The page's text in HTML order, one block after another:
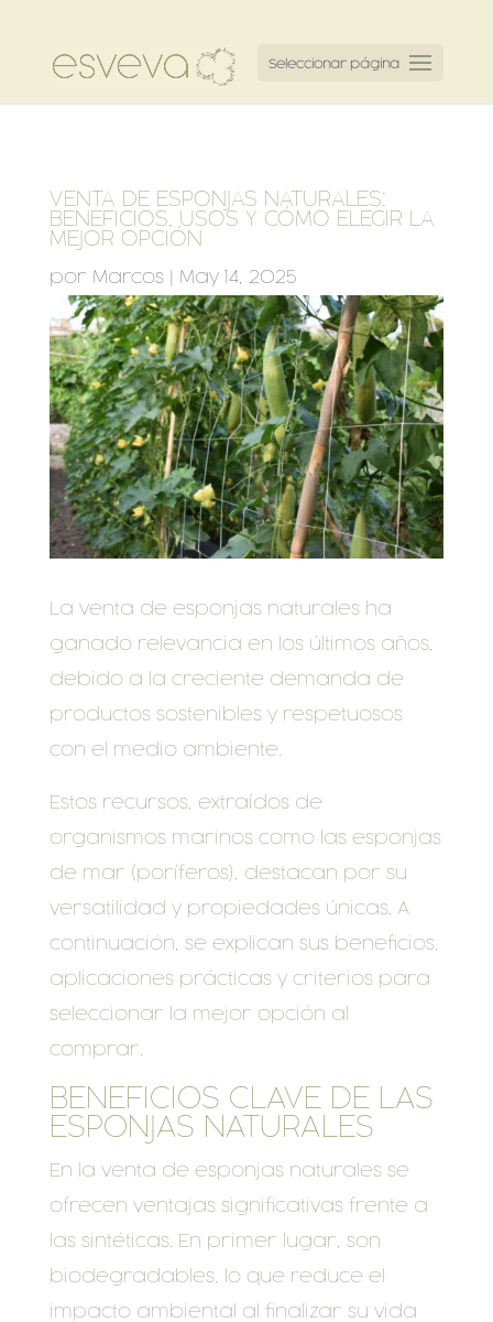
Seleccionar página
VENTA DE ESPONJAS NATURALES:
BENEFICIOS, USOS Y CÓMO ELEGIR LA
MEJOR OPCIÓN
por Marcos| May 14, 2025
La venta de esponjas naturales ha
ganado relevancia en los últimos años,
debido a la creciente demanda de
productos sostenibles y respetuosos
con el medio ambiente.
Estos recursos, extraídos de
organismos marinos como las esponjas
de mar (poríferos), destacan por su
versatilidad y propiedades únicas. A
continuación, se explican sus beneficios,
aplicaciones prácticas y criterios para
seleccionar la mejor opción al
comprar.
BENEFICIOS CLAVE DE LAS
ESPONJAS NATURALES
En la venta de esponjas naturales se
ofrecen ventajas significativas frente a
las sintéticas. En primer lugar, son
biodegradables, lo que reduce el
impacto ambiental al finalizar su vida